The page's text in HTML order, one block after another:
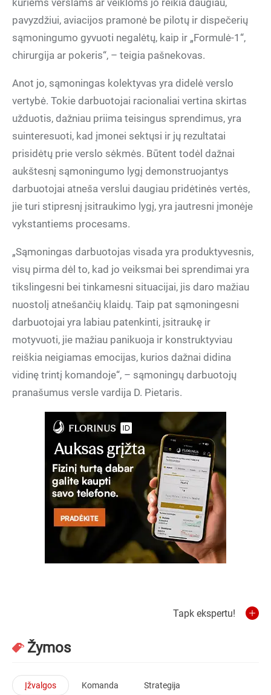
kuriems verslams ar veikloms jo reikia daugiau,
pavyzdžiui, aviacijos pramonė be pilotų ir dispečerių
sąmoningumo gyvuoti negalėtų, kaip ir „Formulė-1“,
chirurgija ar pokeris“, – teigia pašnekovas.
Anot jo, sąmoningas kolektyvas yra didelė verslo
vertybė. Tokie darbuotojai racionaliai vertina skirtas
užduotis, dažniau priima teisingus sprendimus, yra
suinteresuoti, kad įmonei sektųsi ir jų rezultatai
prisidėtų prie verslo sėkmės. Būtent todėl dažnai
aukštesnį sąmoningumo lygį demonstruojantys
darbuotojai atneša verslui daugiau pridėtinės vertės,
jie turi stipresnį įsitraukimo lygį, yra jautresni įmonėje
vykstantiems procesams.
„Sąmoningas darbuotojas visada yra produktyvesnis,
visų pirma dėl to, kad jo veiksmai bei sprendimai yra
tikslingesni bei tinkamesni situacijai, jis daro mažiau
nuostolį atnešančių klaidų. Taip pat sąmoningesni
darbuotojai yra labiau patenkinti, įsitraukę ir
motyvuoti, jie mažiau panikuoja ir konstruktyviau
reiškia neigiamas emocijas, kurios dažnai didina
vidinę trintį komandoje“, – sąmoningų darbuotojų
pranašumus versle vardija D. Pietaris.
Tapk ekspertu!
Žymos
Įžvalgos Komanda Strategija